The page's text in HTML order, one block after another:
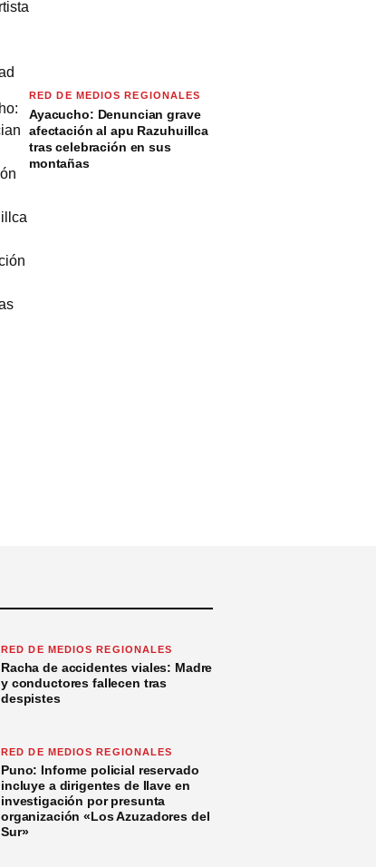
RED DE MEDIOS REGIONALES
Ayacucho: Denuncian grave
afectación al apu Razuhuillca
tras celebración en sus
montañas
RED DE MEDIOS REGIONALES
Racha de accidentes viales: Madre
y conductores fallecen tras
despistes
RED DE MEDIOS REGIONALES
Puno: Informe policial reservado
incluye a dirigentes de Ilave en
investigación por presunta
organización «Los Azuzadores del
Sur»